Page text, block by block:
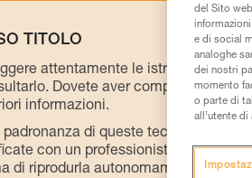
TITOLO
attentamente le istruzioni
Dovete aver compreso le
informazioni.
padronanza di queste tecniche
con un professionista la vostra
di riprodurla autonomamente.
del Sito
e di social
analoghe
dei nostri
momento
o parte di
all’utente